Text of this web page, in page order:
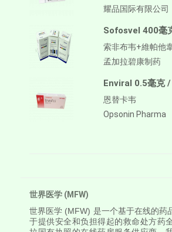
耀品国际有限公司
Sofosvel 400毫
索非布韦+維帕他
孟加拉碧康制药
Enviral 0.5毫克
恩替卡韦
Opsonin Pharma
世界医学 (MFW)
世界医学 (MFW) 是一个基于在线的药
于提供安全和负担得起的救命处方药